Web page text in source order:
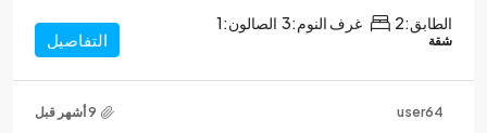
الطابق:2 غرف النوم:3 الصالون:1
شقة التفاصيل
user64